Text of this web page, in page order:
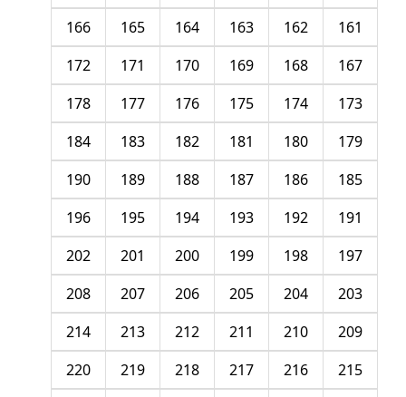
161
162
163
164
165
166
167
168
169
170
171
172
173
174
175
176
177
178
179
180
181
182
183
184
185
186
187
188
189
190
191
192
193
194
195
196
197
198
199
200
201
202
203
204
205
206
207
208
209
210
211
212
213
214
215
216
217
218
219
220